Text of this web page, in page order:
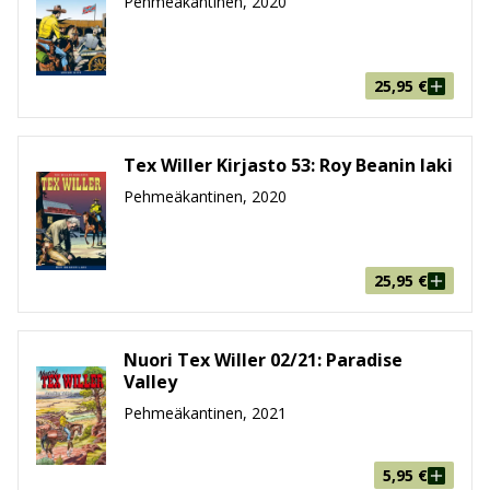
Suuralbumi
Tex Willer Suuralbumeissa
maailman pääsevät esittelemään omat tulkintansa
Texistä. Suuressa koossa huipputekijöiden taide
pääsee todella loistamaan ja tarinatkin tarjoavat
yllätyksiä.
Nuori Tex Willer
Tex Willerin mittakaavassa tuore tulokas Tex-
Nuori Tex Willer, joka keskittyy Texin villiin
nuoruuteen. Lehden julkaiseminen alkoi Italiassa
marraskuussa 2018 ja Suomessa tammikuussa 2020.
Värialbumi
25,95 €
Tex Willer Kirjasto 53: Roy Beanin laki
Pehmeäkantinen, 2020
25,95 €
Nuori Tex Willer 02/21: Paradise
Valley
Pehmeäkantinen, 2021
5,95 €